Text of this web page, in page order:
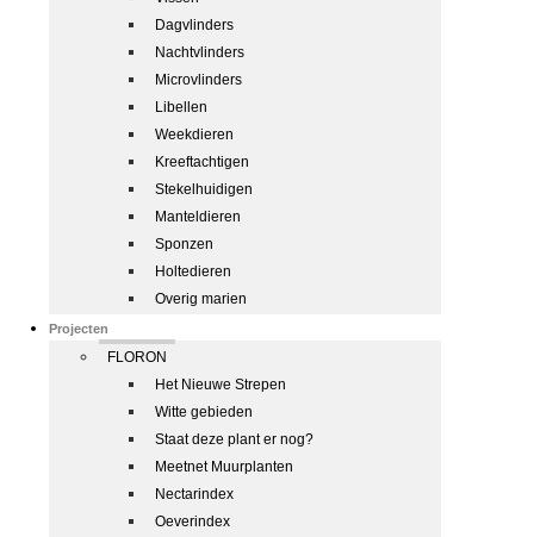
Dagvlinders
Nachtvlinders
Microvlinders
Libellen
Weekdieren
Kreeftachtigen
Stekelhuidigen
Manteldieren
Sponzen
Holtedieren
Overig marien
Projecten
FLORON
Het Nieuwe Strepen
Witte gebieden
Staat deze plant er nog?
Meetnet Muurplanten
Nectarindex
Oeverindex